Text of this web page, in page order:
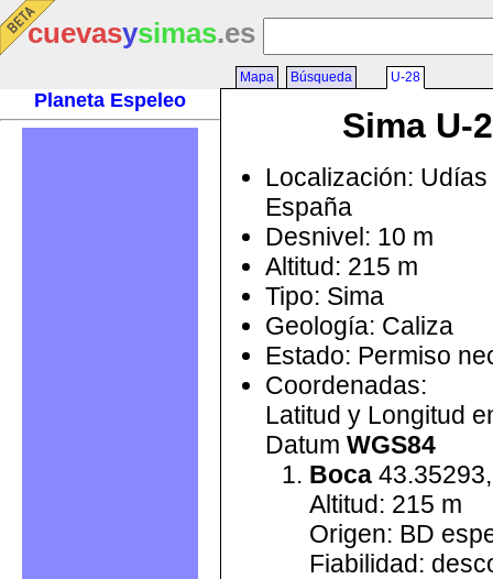
cuevasysimas.es
Planeta Espeleo
Mapa Búsqueda U-28
Sima U-
Localización:
España
Desnivel: 10 m
Altitud: 215 m
Tipo: Sima
Geología: Caliza
Estado: Permiso
Coordenadas:
Latitud y Longitud
Datum WGS84
Boca
Altitud: 215 m
Origen: BD
Fiabilidad: